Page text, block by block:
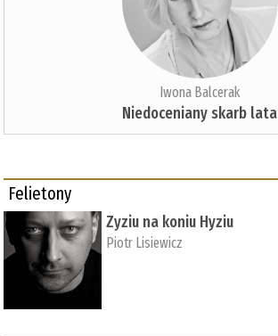
Iwona Balcerak
Niedoceniany skarb lata
Felietony
Zyziu na koniu Hyziu
Piotr Lisiewicz